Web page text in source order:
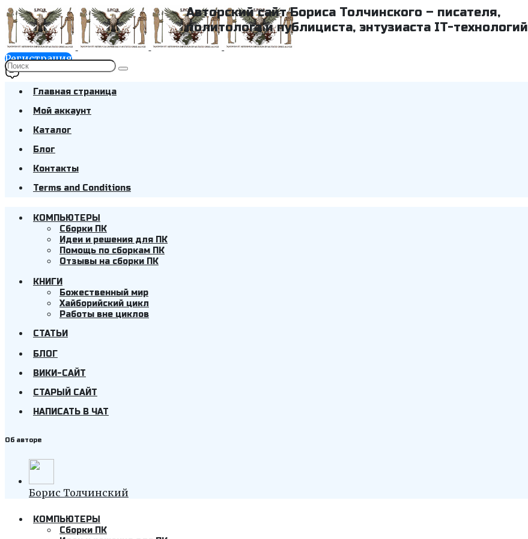
Авторский сайт Бориса Толчинского – писателя,
политолога и публициста, энтузиаста IT-технологий
Регистрация
Главная страница
Мой аккаунт
Каталог
Блог
Контакты
Terms and Conditions
КОМПЬЮТЕРЫ
Cборки ПК
Идеи и решения для ПК
Помощь по сборкам ПК
Отзывы на сборки ПК
КНИГИ
Божественный мир
Хайборийский цикл
Работы вне циклов
СТАТЬИ
БЛОГ
ВИКИ-САЙТ
СТАРЫЙ САЙТ
НАПИСАТЬ В ЧАТ
Об авторе
Борис Толчинский
КОМПЬЮТЕРЫ
Cборки ПК